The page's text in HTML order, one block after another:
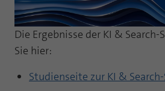
Die Ergebnisse der KI &
Sie hier:
Studienseite zur KI &